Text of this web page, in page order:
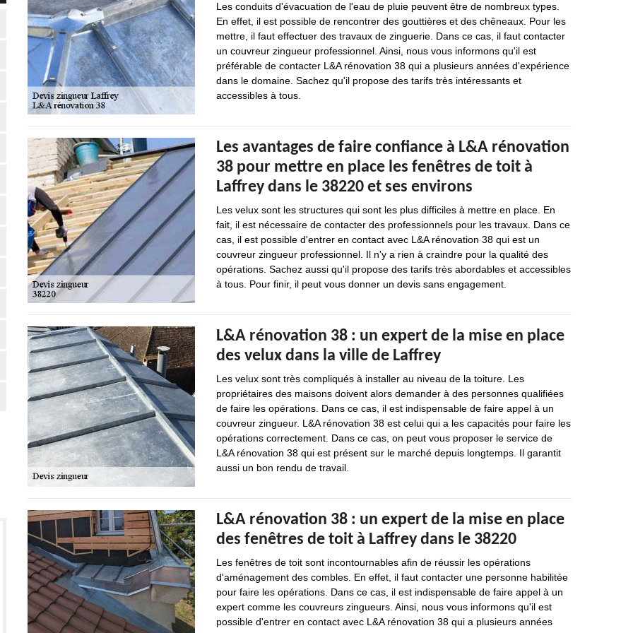
Les conduits d'évacuation de l'eau de pluie peuvent être de nombreux types.
En effet, il est possible de rencontrer des gouttières et des chêneaux. Pour les
mettre, il faut effectuer des travaux de zinguerie. Dans ce cas, il faut contacter
un couvreur zingueur professionnel. Ainsi, nous vous informons qu'il est
préférable de contacter L&A rénovation 38 qui a plusieurs années d'expérience
dans le domaine. Sachez qu'il propose des tarifs très intéressants et
accessibles à tous.
Les avantages de faire confiance à L&A rénovation
38 pour mettre en place les fenêtres de toit à
Laffrey dans le 38220 et ses environs
Les velux sont les structures qui sont les plus difficiles à mettre en place. En
fait, il est nécessaire de contacter des professionnels pour les travaux. Dans ce
cas, il est possible d'entrer en contact avec L&A rénovation 38 qui est un
couvreur zingueur professionnel. Il n'y a rien à craindre pour la qualité des
opérations. Sachez aussi qu'il propose des tarifs très abordables et accessibles
à tous. Pour finir, il peut vous donner un devis sans engagement.
L&A rénovation 38 : un expert de la mise en place
des velux dans la ville de Laffrey
Les velux sont très compliqués à installer au niveau de la toiture. Les
propriétaires des maisons doivent alors demander à des personnes qualifiées
de faire les opérations. Dans ce cas, il est indispensable de faire appel à un
couvreur zingueur. L&A rénovation 38 est celui qui a les capacités pour faire les
opérations correctement. Dans ce cas, on peut vous proposer le service de
L&A rénovation 38 qui est présent sur le marché depuis longtemps. Il garantit
aussi un bon rendu de travail.
L&A rénovation 38 : un expert de la mise en place
des fenêtres de toit à Laffrey dans le 38220
Les fenêtres de toit sont incontournables afin de réussir les opérations
d'aménagement des combles. En effet, il faut contacter une personne habilitée
pour faire les opérations. Dans ce cas, il est indispensable de faire appel à un
expert comme les couvreurs zingueurs. Ainsi, nous vous informons qu'il est
possible d'entrer en contact avec L&A rénovation 38 qui a plusieurs années